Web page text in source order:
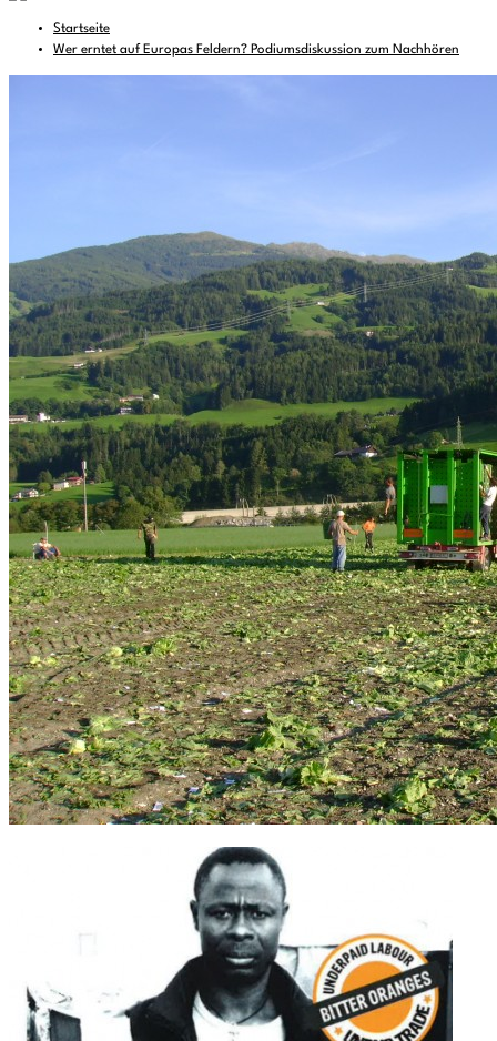
Startseite
Wer erntet auf Europas Feldern? Podiumsdiskussion zum Nachhören